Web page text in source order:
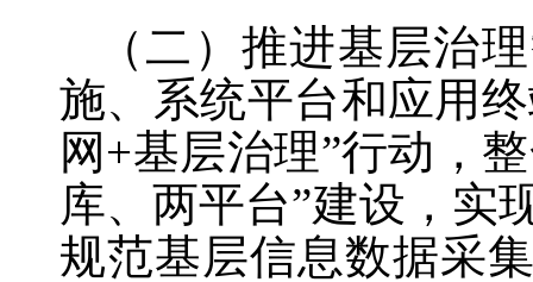
（二）推进基层治
施、系统平台和应用
网+基层治理”行动，
库、两平台”建设，实
规范基层信息数据采